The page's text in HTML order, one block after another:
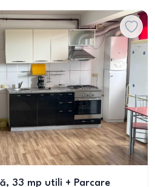
33 mp utili + Parcare